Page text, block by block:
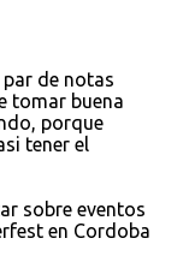
de notas
tomar buena
porque
tener el
sobre eventos
en Cordoba